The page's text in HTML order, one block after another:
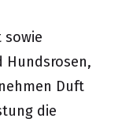
sowie
Hundsrosen,
Duft
die